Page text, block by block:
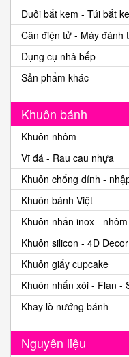
Đuôi bắt kem - Túi bắt
Cân điện tử - Máy đánh
Dụng cụ nhà bếp
Sản phẩm khác
Khuôn bánh
Khuôn nhôm
Vĩ đá - Rau cau nhựa
Khuôn chống dính -
Khuôn bánh Việt
Khuôn nhấn inox -
Khuôn silicon - 4D Decor
Khuôn giấy cupcake
Khuôn nhấn xôi - Flan -
Khay lò nướng bánh
Nguyên liệu